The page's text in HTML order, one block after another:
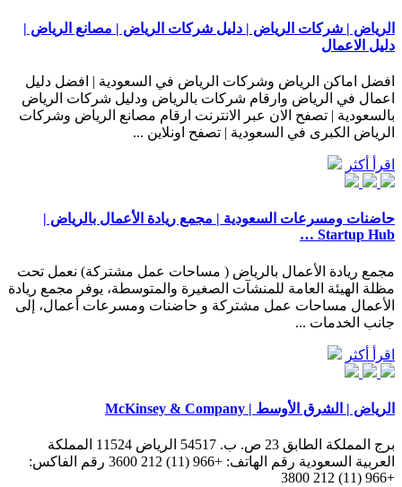
الرياض | شركات الرياض | دليل شركات الرياض | مصانع الرياض |
دليل الاعمال
افضل اماكن الرياض وشركات الرياض في السعودية | افضل دليل
اعمال في الرياض وارقام شركات بالرياض ودليل شركات الرياض
بالسعودية | تصفح الان عبر الانترنت ارقام مصانع الرياض وشركات
الرياض الكبرى في السعودية | تصفح اونلاين ...
اقرأ أكثر
حاضنات ومسرعات السعودية | مجمع ريادة الأعمال بالرياض |
Startup Hub …
مجمع ريادة الأعمال بالرياض ( مساحات عمل مشتركة) نعمل تحت
مظلة الهيئة العامة للمنشآت الصغيرة والمتوسطة، يوفر مجمع ريادة
الأعمال مساحات عمل مشتركة و حاضنات ومسرعات أعمال، إلى
جانب الخدمات ...
اقرأ أكثر
الرياض | الشرق الأوسط | McKinsey & Company
برج المملكة الطابق 23 ص. ب. 54517 الرياض 11524 المملكة
العربية السعودية رقم الهاتف: +966 (11) 212 3600 رقم الفاكس:
+966 (11) 212 3800